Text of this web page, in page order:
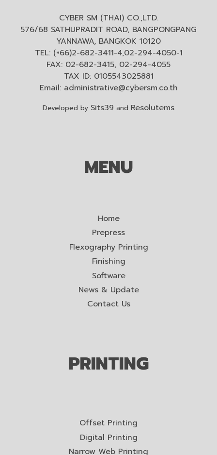
CYBER SM (THAI) CO.,LTD.
576/68 SATHUPRADIT ROAD, BANGPONGPANG
YANNAWA, BANGKOK 10120
TEL: (+66)2-682-3411-4,02-294-4050-1
FAX: 02-682-3415, 02-294-4055
TAX ID: 0105543025881
Email: administrative@cybersm.co.th
Developed by Sits39 and Resolutems
MENU
Home
Prepress
Flexography Printing
Finishing
Software
News & Update
Contact Us
PRINTING
Offset Printing
Digital Printing
Narrow Web Printing